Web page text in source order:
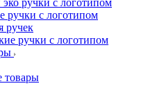
ручки с логотипом
ручки с логотипом
ручек
ручки с логотипом
товары